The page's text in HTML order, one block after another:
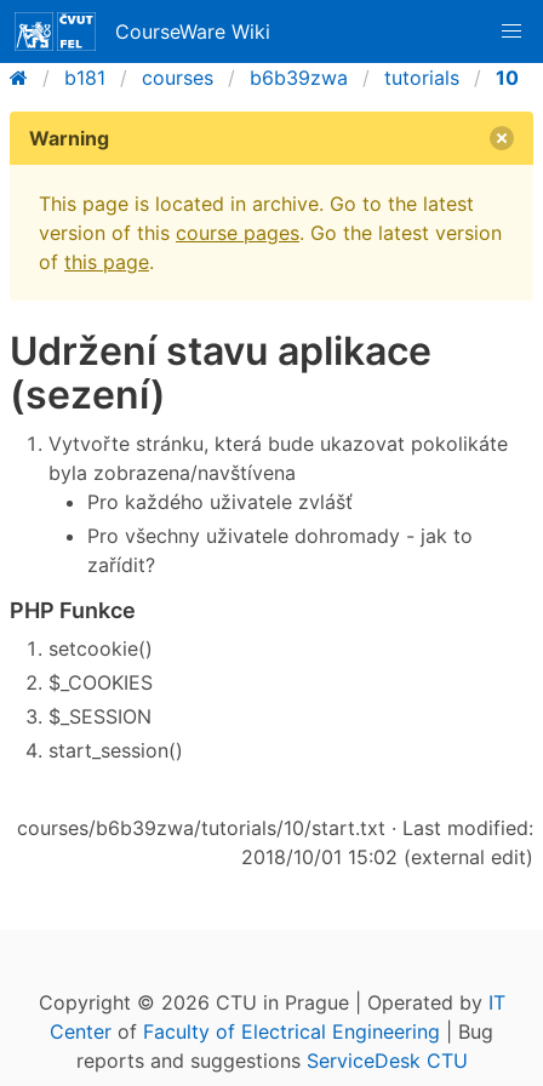
CourseWare Wiki
b181
courses b6b39zwa tutorials 10
Warning
This page is located in archive. Go to the latest
version of this course pages. Go the latest version
of this page.
Udržení stavu aplikace
(sezení)
Vytvořte stránku, která bude ukazovat pokolikáte
byla zobrazena/navštívena
Pro každého uživatele zvlášť
Pro všechny uživatele dohromady - jak to
zařídit?
PHP Funkce
setcookie()
$_COOKIES
$_SESSION
start_session()
courses/b6b39zwa/tutorials/10/start.txt · Last modified:
2018/10/01 15:02 (external edit)
Copyright © 2026 CTU in Prague | Operated by IT
Center of Faculty of Electrical Engineering | Bug
reports and suggestions ServiceDesk CTU